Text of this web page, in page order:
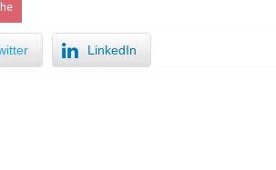
LinkedIn